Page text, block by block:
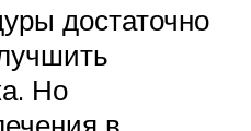
достаточно
Но